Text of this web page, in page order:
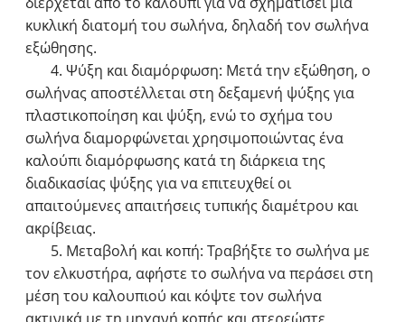
κυκλική διατομή του σωλήνα, δηλαδή τον σωλήνα
εξώθησης.
4. Ψύξη και διαμόρφωση: Μετά την εξώθηση, ο
σωλήνας αποστέλλεται στη δεξαμενή ψύξης για
πλαστικοποίηση και ψύξη, ενώ το σχήμα του
σωλήνα διαμορφώνεται χρησιμοποιώντας ένα
καλούπι διαμόρφωσης κατά τη διάρκεια της
διαδικασίας ψύξης για να επιτευχθεί οι
απαιτούμενες απαιτήσεις τυπικής διαμέτρου και
ακρίβειας.
5. Μεταβολή και κοπή: Τραβήξτε το σωλήνα με
τον ελκυστήρα, αφήστε το σωλήνα να περάσει στη
μέση του καλουπιού και κόψτε τον σωλήνα